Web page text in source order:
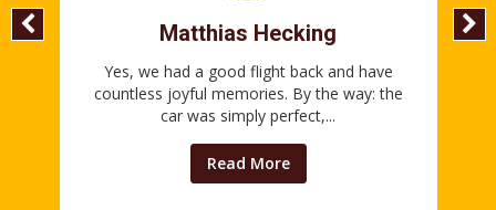
Matthias Hecking
Yes, we had a good flight back and have
countless joyful memories. By the way: the
car was simply perfect,...
Read More